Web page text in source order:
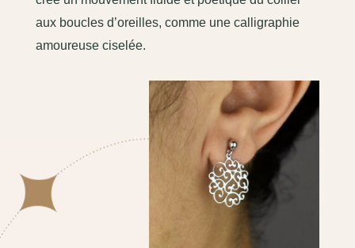
aux boucles d’oreilles, comme une calligraphie
amoureuse ciselée.